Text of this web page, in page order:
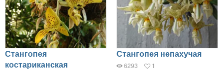
Стангопея
костариканская
Стангопея непахучая
6293 1